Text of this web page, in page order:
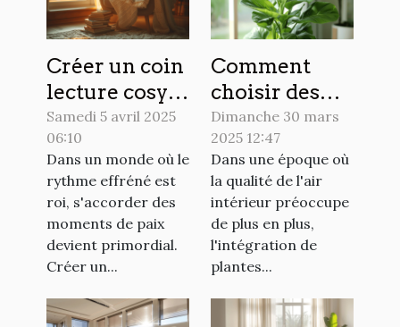
Créer un coin
lecture cosy à
la maison
étapes
simples pour
un espace
détente
personnalisé
Samedi 5 avril 2025
06:10
Dans un monde où le
rythme effréné est
roi, s'accorder des
moments de paix
devient primordial.
Créer un...
Comment
choisir des
plantes
d'intérieur
peu
exigeantes
pour purifier
l'air
Dimanche 30 mars
2025 12:47
Dans une époque où
la qualité de l'air
intérieur préoccupe
de plus en plus,
l'intégration de
plantes...